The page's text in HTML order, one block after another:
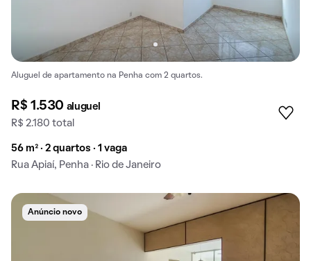
Aluguel de apartamento na Penha com 2 quartos.
R$ 1.530 aluguel
R$ 2.180 total
56 m² · 2 quartos · 1 vaga
Rua Apiaí, Penha · Rio de Janeiro
Anúncio novo